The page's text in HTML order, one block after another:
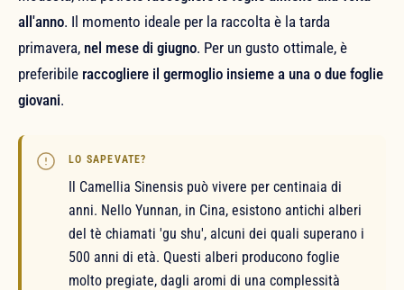
all'anno. Il momento ideale per la raccolta è la tarda
primavera, nel mese di giugno. Per un gusto ottimale, è
preferibile raccogliere il germoglio insieme a una o due foglie
giovani.
LO SAPEVATE?
Il Camellia Sinensis può vivere per centinaia di
anni. Nello Yunnan, in Cina, esistono antichi alberi
del tè chiamati 'gu shu', alcuni dei quali superano i
500 anni di età. Questi alberi producono foglie
molto pregiate, dagli aromi di una complessità